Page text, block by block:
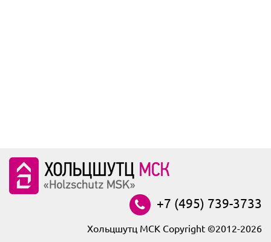
+7 (495) 739-3733
Хольцшутц МСК Copyright ©2012-2026